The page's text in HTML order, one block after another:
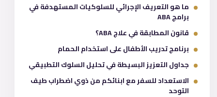
ما هو التعريف الإجرائي للسلوكيات المستهدفة في
برامج ABA
قانون المطابقة في علاج ABA؟
برنامج تدريب الأطفال على استخدام الحمام
جداول التعزيز البسيطة في تحليل السلوك التطبيقي
الاستعداد للسفر مع ابنائكم من ذوي اضطراب طيف
التوحد